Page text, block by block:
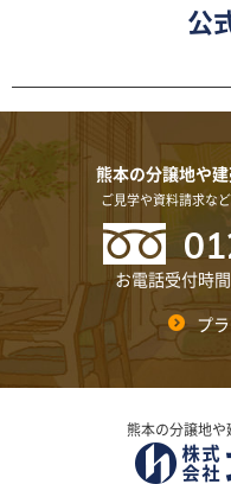
公
熊本の分譲地や
ご見学や資料請求な
お電話受付時
プ
熊本の分譲地や